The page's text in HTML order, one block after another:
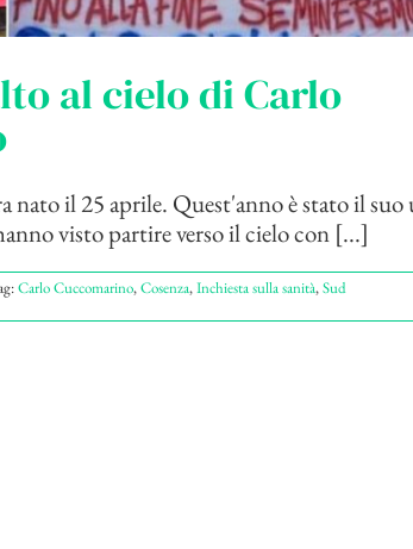
al cielo di Carlo
nato il 25 aprile. Quest'anno è stato il
visto partire verso il cielo con [...]
Carlo Cuccomarino,Cosenza,Inchiesta sulla sanità,Sud